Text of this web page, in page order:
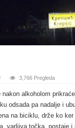
3,766 Pregleda
alkoholom
odsada pa nadalje i
na biciklu, drže ko
varljiva točka, postaje i